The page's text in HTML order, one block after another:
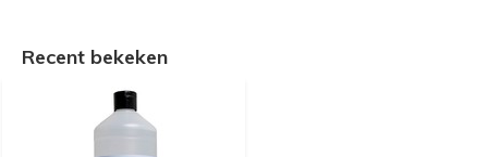
Recent bekeken